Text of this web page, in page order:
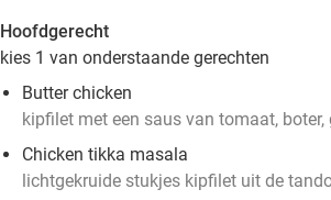
Hoofdgerecht
kies 1 van onderstaande gerechten
Butter chicken
kipfilet met een saus van tomaat,
Chicken tikka masala
lichtgekruide stukjes kipfilet uit de